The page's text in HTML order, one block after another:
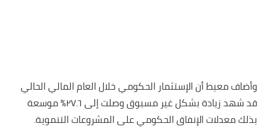
وأضاف معيط أن الإستثمار الحكومي خلال العام المالي الحالي
قد شهد زيادة بشكل غير مسبوق وصلت إلى ٢٧.٦٪؜ موسعة
بذلك معدلات الإنفاق الحكومي على المشروعات التنموية.